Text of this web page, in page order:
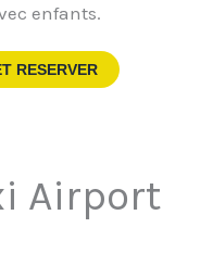
enfants.
RESERVER
Airport